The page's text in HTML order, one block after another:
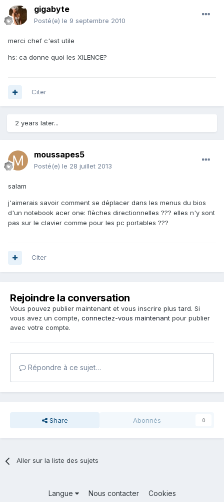
gigabyte
Posté(e) le 9 septembre 2010
merci chef c'est utile
hs: ca donne quoi les XILENCE?
Citer
2 years later...
moussapes5
Posté(e) le 28 juillet 2013
salam
j'aimerais savoir comment se déplacer dans les menus du bios
d'un notebook acer one: flèches directionnelles ??? elles n'y sont
pas sur le clavier comme pour les pc portables ???
Citer
Rejoindre la conversation
Vous pouvez publier maintenant et vous inscrire plus tard. Si
vous avez un compte, connectez-vous maintenant pour publier
avec votre compte.
Répondre à ce sujet…
Share Abonnés 0
Aller sur la liste des sujets
Langue Nous contacter Cookies